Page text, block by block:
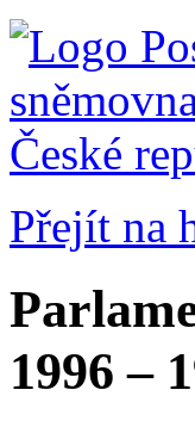
Přejít na
1996 –